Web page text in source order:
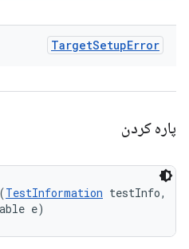
TargetSetupError
پاره کردن
TestInformation testInfo,
e)